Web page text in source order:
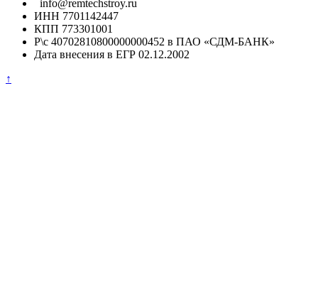
info@remtechstroy.ru
ИНН 7701142447
КПП 773301001
Р\с 40702810800000000452 в ПАО «СДМ-БАНК»
Дата внесения в ЕГР 02.12.2002
↑